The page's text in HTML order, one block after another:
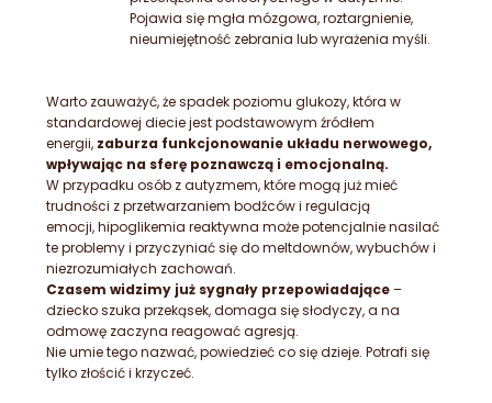
Pojawia się mgła mózgowa, roztargnienie,
nieumiejętność zebrania lub wyrażenia myśli.
Warto zauważyć, że spadek poziomu glukozy, która w
standardowej diecie jest podstawowym źródłem
energii, zaburza funkcjonowanie układu nerwowego,
wpływając na sferę poznawczą i emocjonalną.
W przypadku osób z autyzmem, które mogą już mieć
trudności z przetwarzaniem bodźców i regulacją
emocji,hipoglikemia reaktywna może potencjalnie nasilać
te problemy i przyczyniać się do meltdownów, wybuchów i
niezrozumiałych zachowań.
Czasem widzimy już sygnały przepowiadające –
dziecko szuka przekąsek, domaga się słodyczy, a na
odmowę zaczyna reagować agresją.
Nie umie tego nazwać, powiedzieć co się dzieje. Potrafi się
tylko złościć i krzyczeć.